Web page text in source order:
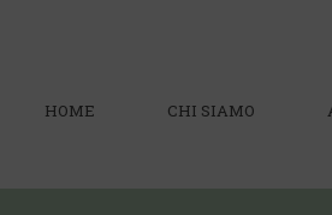
HOME CHI SIAMO